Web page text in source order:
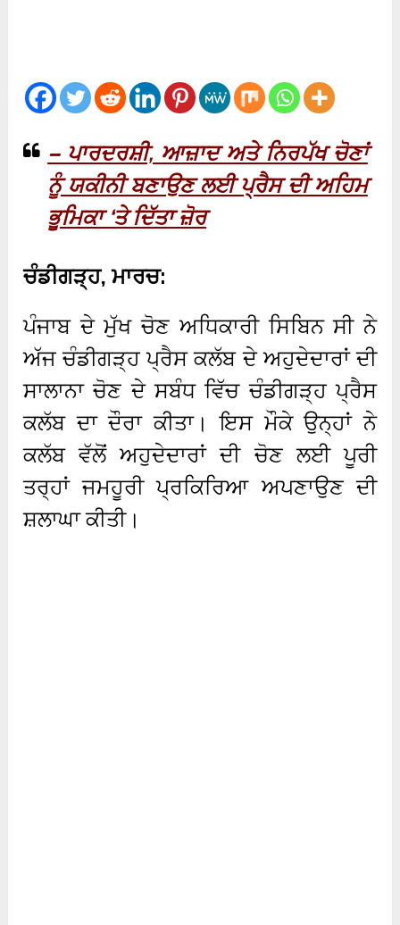
– ਪਾਰਦਰਸ਼ੀ, ਆਜ਼ਾਦ ਅਤੇ ਨਿਰਪੱਖ ਚੋਣਾਂ
ਨੂੰ ਯਕੀਨੀ ਬਣਾਉਣ ਲਈ ਪ੍ਰੈਸ ਦੀ ਅਹਿਮ
ਭੂਮਿਕਾ ‘ਤੇ ਦਿੱਤਾ ਜ਼ੋਰ
ਚੰਡੀਗੜ੍ਹ, ਮਾਰਚ:
ਪੰਜਾਬ ਦੇ ਮੁੱਖ ਚੋਣ ਅਧਿਕਾਰੀ ਸਿਬਿਨ ਸੀ ਨੇ
ਅੱਜ ਚੰਡੀਗੜ੍ਹ ਪ੍ਰੈਸ ਕਲੱਬ ਦੇ ਅਹੁਦੇਦਾਰਾਂ ਦੀ
ਸਾਲਾਨਾ ਚੋਣ ਦੇ ਸਬੰਧ ਵਿੱਚ ਚੰਡੀਗੜ੍ਹ ਪ੍ਰੈਸ
ਕਲੱਬ ਦਾ ਦੌਰਾ ਕੀਤਾ। ਇਸ ਮੌਕੇ ਉਨ੍ਹਾਂ ਨੇ
ਕਲੱਬ ਵੱਲੋਂ ਅਹੁਦੇਦਾਰਾਂ ਦੀ ਚੋਣ ਲਈ ਪੂਰੀ
ਤਰ੍ਹਾਂ ਜਮਹੂਰੀ ਪ੍ਰਕਿਰਿਆ ਅਪਣਾਉਣ ਦੀ
ਸ਼ਲਾਘਾ ਕੀਤੀ।